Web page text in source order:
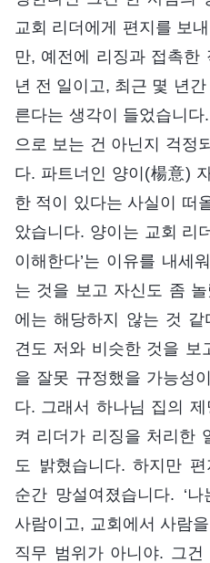
교회 리더에게 편지를 보
만, 예전에 리징과 접촉한
년 전 일이고, 최근 몇 년
른다는 생각이 들었습니
으로 보는 건 아닌지 걱정
다. 파트너인 양이(楊意)
한 적이 있다는 사실이 떠
았습니다. 양이는 교회 리
이해한다’는 이유를 내세
는 것을 보고 자신도 좀
에는 해당하지 않는 것
견도 저와 비슷한 것을 보
을 잘못 규정했을 가능성
다. 그래서 하나님 집의
켜 리더가 리징을 처리한
도 밝혔습니다. 하지만
순간 망설여졌습니다. ‘
사람이고, 교회에서 사람
직무 범위가 아니야. 그